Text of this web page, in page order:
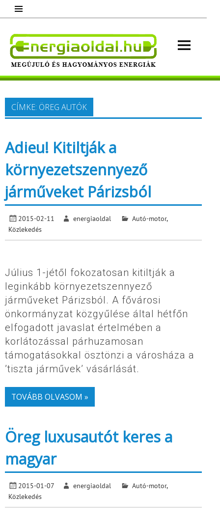
content
Megújuló és hagyományos energiák.
Minden, ami energia!
CÍMKE: ÖREG AUTÓK
Adieu! Kitiltják a
környezetszennyező
járműveket Párizsból
2015-02-11 energiaoldal Autó-motor,
Közlekedés
Július 1-jétől fokozatosan kitiltják a
leginkább környezetszennyező
járműveket Párizsból. A fővárosi
önkormányzat közgyűlése által hétfőn
elfogadott javaslat értelmében a
korlátozással párhuzamosan
támogatásokkal ösztönzi a városháza a
’tiszta járművek’ vásárlását.
TOVÁBB OLVASOM »
Öreg luxusautót keres a
magyar
2015-01-07 energiaoldal Autó-motor,
Közlekedés